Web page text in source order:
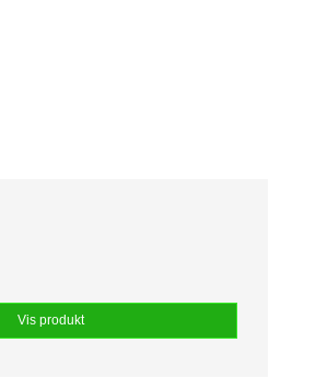
Vis produkt